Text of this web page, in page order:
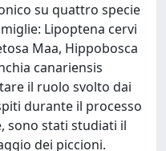
su quattro specie
Lipoptena cervi
Maa, Hippobosca
canariensis
il ruolo svolto dai
durante il processo
sono stati studiati il
dei piccioni.